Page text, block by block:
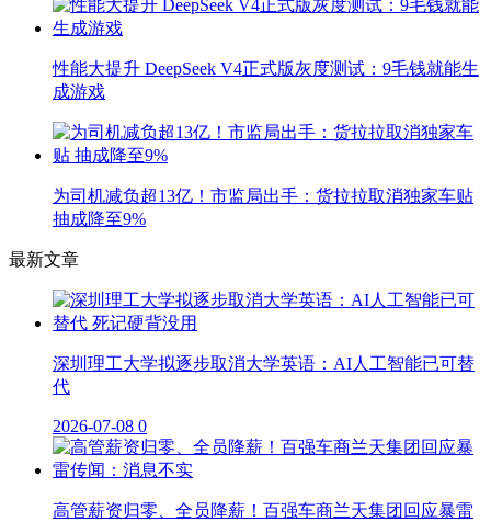
性能大提升 DeepSeek V4正式版灰度测试：9毛钱就能生
成游戏
为司机减负超13亿！市监局出手：货拉拉取消独家车贴
抽成降至9%
最新文章
深圳理工大学拟逐步取消大学英语：AI人工智能已可替
代
2026-07-08 0
高管薪资归零、全员降薪！百强车商兰天集团回应暴雷